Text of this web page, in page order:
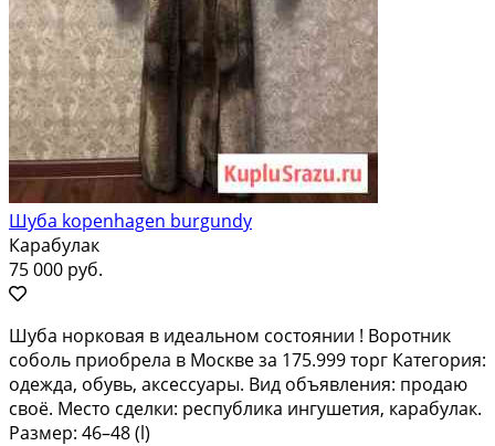
Шуба kopenhagen burgundy
Карабулак
75 000 руб.
Шуба норковая в идеальном состоянии ! Воротник
соболь приобрела в Москве за 175.999 торг Категория:
одежда, обувь, аксессуары. Вид объявления: продаю
своё. Место сделки: республика ингушетия, карабулак.
Размер: 46–48 (l)